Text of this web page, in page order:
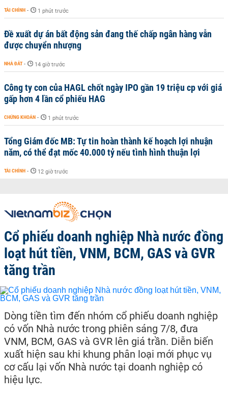
TÀI CHÍNH - 1 phút trước
Đề xuất dự án bất động sản đang thế chấp ngân hàng vẫn
được chuyển nhượng
NHÀ ĐẤT - 14 giờ trước
Công ty con của HAGL chốt ngày IPO gần 19 triệu cp với giá
gấp hơn 4 lần cổ phiếu HAG
CHỨNG KHOÁN - 1 phút trước
Tổng Giám đốc MB: Tự tin hoàn thành kế hoạch lợi nhuận
năm, có thể đạt mốc 40.000 tỷ nếu tình hình thuận lợi
TÀI CHÍNH - 12 giờ trước
Cổ phiếu doanh nghiệp Nhà nước đồng
loạt hút tiền, VNM, BCM, GAS và GVR
tăng trần
Dòng tiền tìm đến nhóm cổ phiếu doanh nghiệp
có vốn Nhà nước trong phiên sáng 7/8, đưa
VNM, BCM, GAS và GVR lên giá trần. Diễn biến
xuất hiện sau khi khung phân loại mới phục vụ
cơ cấu lại vốn Nhà nước tại doanh nghiệp có
hiệu lực.